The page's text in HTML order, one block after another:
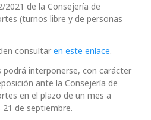
2021 de la Consejería de
(turnos libre y de personas
consultar en este enlace.
interponerse, con carácter
ante la Consejería de
en el plazo de un mes a
de septiembre.